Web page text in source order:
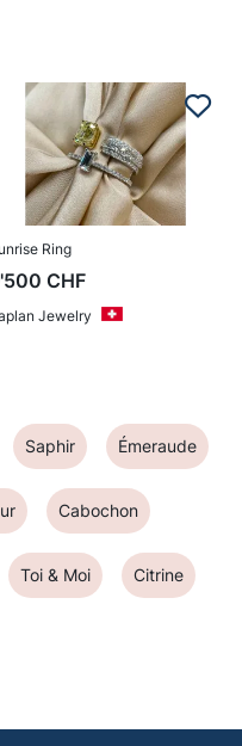
Ring
CHF
Jewelry
Saphir Émeraude
Cabochon
Toi & Moi Citrine